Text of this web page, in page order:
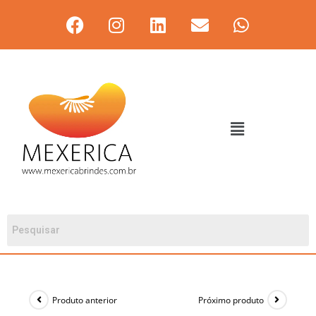
Produto anterior Próximo produto